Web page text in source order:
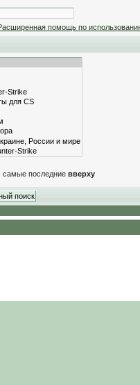
помощь по
самые последние вверху